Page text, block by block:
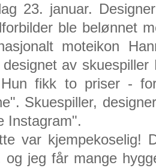
23. januar.
ble belønnet
moteikon
designet av
fikk to priser -
Skuespiller,
Instagram".
var kjempekoselig!
og jeg får mange